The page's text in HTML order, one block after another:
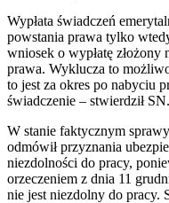
Wypłata świadczeń
powstania prawa tylko
wniosek o wypłatę
prawa. Wyklucza to
to jest za okres po nabyciu
świadczenie – stwierdził SN.
W stanie faktycznym
odmówił przyznania
niezdolności do pracy,
orzeczeniem z dnia 11
nie jest niezdolny do pracy.